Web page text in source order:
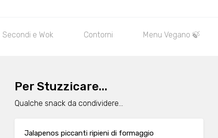
Wok Contorni Menu Vegano 🍃
Per Stuzzicare...
Qualche snack da condividere...
Jalapenos piccanti ripieni di formaggio